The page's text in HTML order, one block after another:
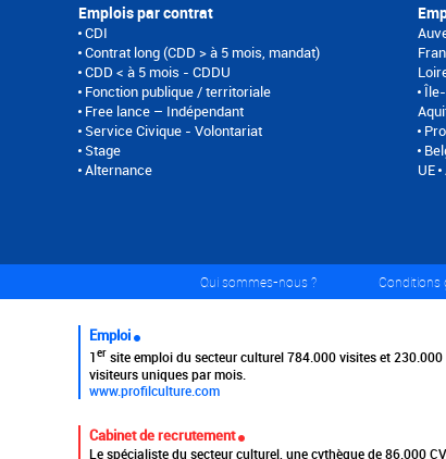
Emplois par contrat
CDI
Contrat long (CDD > à 5 mois, mandat)
CDD < à 5 mois - CDDU
Fonction publique / territoriale
Free lance – Indépendant
Service Civique - Volontariat
Stage
Alternance
UE
Qui sommes-nous ? Conditions
Emploi
1er site emploi du secteur culturel 784.000 visites et 230.000
visiteurs uniques par mois.
www.profilculture.com
Cabinet de recrutement
Le spécialiste du secteur culturel, une cvthèque de 86.000